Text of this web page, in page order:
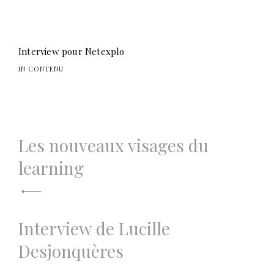
Interview pour Netexplo
IN CONTENU
Navigation
de
l’article
Les nouveaux visages du
learning
Interview de Lucille
Desjonquères